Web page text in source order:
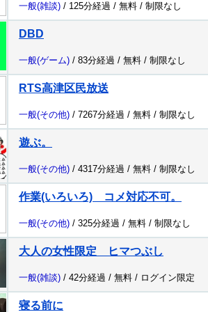
一般(雑談) / 125分経過 / 無料 / 制限なし
DBD
一般(ゲーム) / 83分経過 / 無料 / 制限なし
RTS高津区民放送
一般(その他) / 7267分経過 / 無料 / 制限なし
遊ぶ。
一般(その他) / 4317分経過 / 無料 / 制限なし
作業(いろいろ) コメ対応不可。
一般(その他) / 325分経過 / 無料 / 制限なし
大人の女性限定 ヒマつぶし
一般(雑談) / 42分経過 / 無料 / ログイン限定
寝る前に